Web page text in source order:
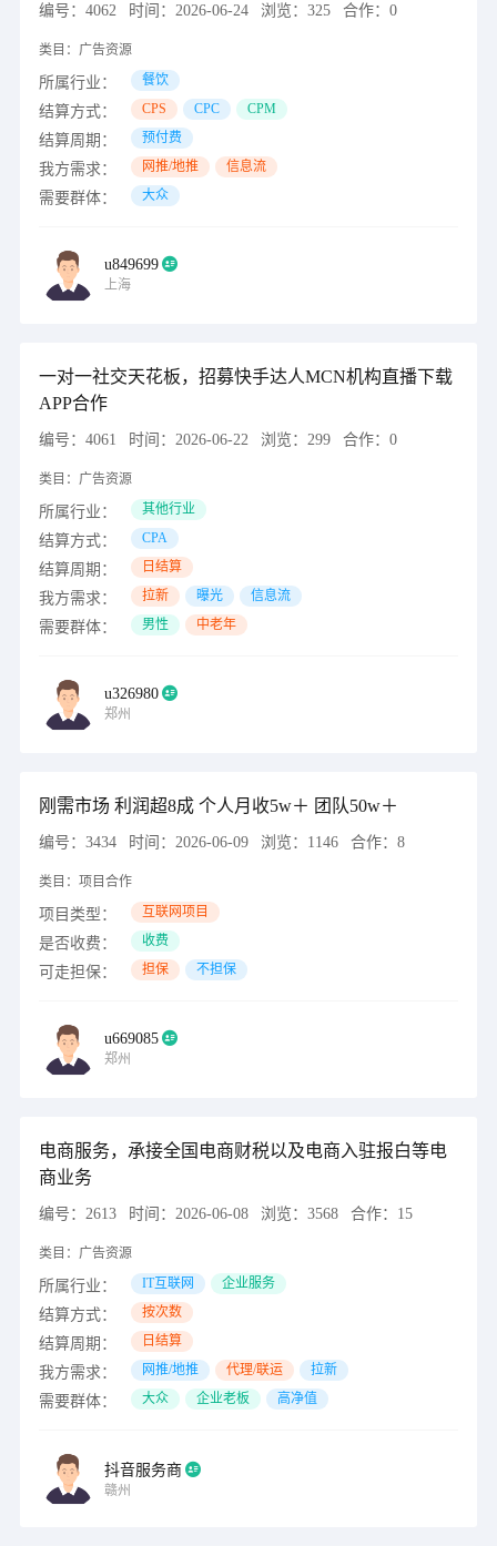
编号： 4062 时间： 2026-06-24 浏览： 325 合作： 0
类目： 广告资源
所属行业： 餐饮
结算方式： CPS CPC CPM
结算周期： 预付费
我方需求： 网推/地推 信息流
需要群体： 大众
u849699
上海
一对一社交天花板，招募快手达人MCN机构直播下载
APP合作
编号： 4061 时间： 2026-06-22 浏览： 299 合作： 0
类目： 广告资源
所属行业： 其他行业
结算方式： CPA
结算周期： 日结算
我方需求： 拉新 曝光 信息流
需要群体： 男性 中老年
u326980
郑州
刚需市场 利润超8成 个人月收5w＋ 团队50w＋
编号： 3434 时间： 2026-06-09 浏览： 1146 合作： 8
类目： 项目合作
项目类型： 互联网项目
是否收费： 收费
可走担保： 担保 不担保
u669085
郑州
电商服务，承接全国电商财税以及电商入驻报白等电
商业务
编号： 2613 时间： 2026-06-08 浏览： 3568 合作： 15
类目： 广告资源
所属行业： IT互联网 企业服务
结算方式： 按次数
结算周期： 日结算
我方需求： 网推/地推 代理/联运 拉新
需要群体： 大众 企业老板 高净值
抖音服务商
赣州